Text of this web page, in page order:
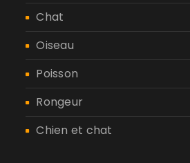
Chat
Oiseau
Poisson
Rongeur
Chien et chat